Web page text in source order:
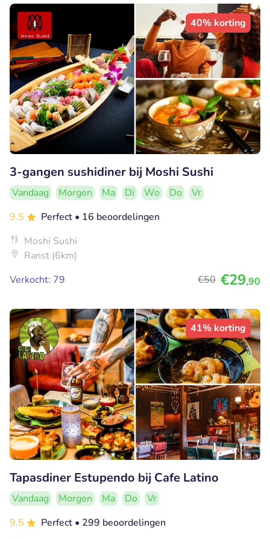
40% korting
3-gangen sushidiner bij Moshi Sushi
Vandaag Morgen Ma Di Wo Do
Vr
9.5
Perfect • 16 beoordelingen
Moshi Sushi
Ranst (6km)
Verkocht: 79
€50 €29,90
41% korting
Tapasdiner Estupendo bij Cafe Latino
Vandaag Morgen Ma Do
Vr
9.5
Perfect • 299 beoordelingen